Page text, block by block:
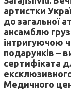
артистки
до загальної
ансамблю
інтригуючою
подарунків –
сертифіката
Медичного